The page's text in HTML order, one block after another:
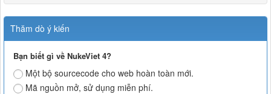
Thăm dò ý kiến
Bạn biết gì về NukeViet 4?
Một bộ sourcecode cho web hoàn toàn mới.
Mã nguồn mở, sử dụng miễn phí.